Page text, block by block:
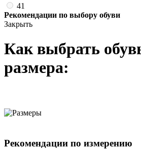
41
Рекомендации по выбору обуви
Закрыть
Как выбрать
размера:
Рекомендации по измерению